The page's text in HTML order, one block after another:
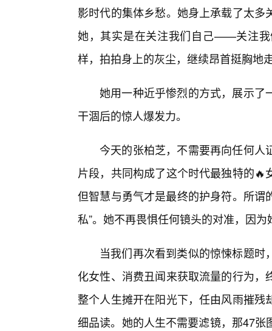
影时代的集体乡愁。她身上承载了太
她，其实是在关注我们自己——关注
样，拍拍身上的灰尘，继续昂首挺胸地
她用一种近乎惨烈的方式，展示了
干涸后的惊人爆发力。
今天的张柏芝，不需要再向任何人
片段，共同构成了这个时代最独特的
但智慧与勇气才是最终的护身符。所谓
私”。她不再畏惧任何镜头的对准，因
当我们再次看到类似的惊悚标题
化女性、消费丑闻来获取流量的行为
整个人生摊开在阳光下，任由风雨摧
细品读。她的人生不需要滤镜，那47